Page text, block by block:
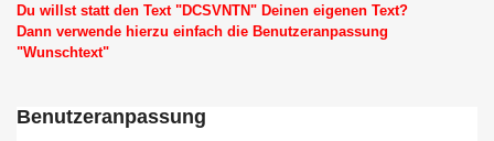
Du willst statt den Text "DCSVNTN" Deinen eigenen Text?
Dann verwende hierzu einfach die Benutzeranpassung
"Wunschtext"
Benutzeranpassung